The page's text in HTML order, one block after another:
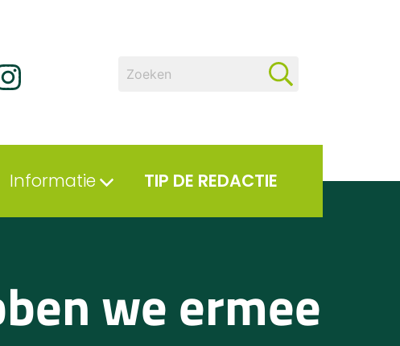
Informatie TIP DE REDACTIE
we ermee